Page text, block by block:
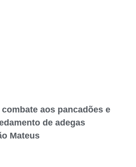
aos pancadões e
de adegas
Mateus